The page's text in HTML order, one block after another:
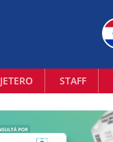
STAFF